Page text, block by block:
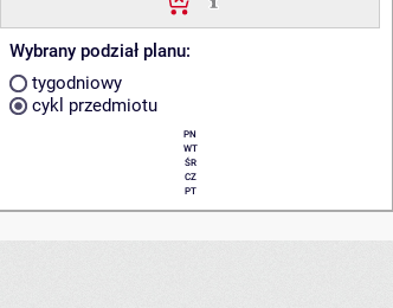
Wybrany podział planu:
tygodniowy
cykl przedmiotu
PN
WT
ŚR
CZ
PT